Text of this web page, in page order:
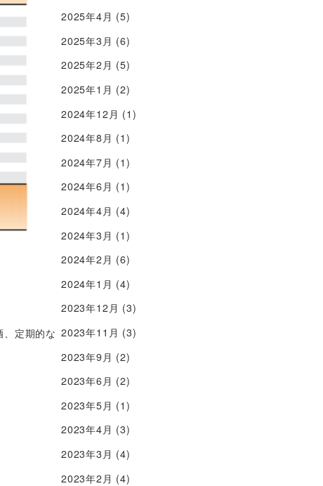
定期的な
2025年4月 (5)
2025年3月 (6)
2025年2月 (5)
2025年1月 (2)
2024年12月 (1)
2024年8月 (1)
2024年7月 (1)
2024年6月 (1)
2024年4月 (4)
2024年3月 (1)
2024年2月 (6)
2024年1月 (4)
2023年12月 (3)
2023年11月 (3)
2023年9月 (2)
2023年6月 (2)
2023年5月 (1)
2023年4月 (3)
2023年3月 (4)
2023年2月 (4)